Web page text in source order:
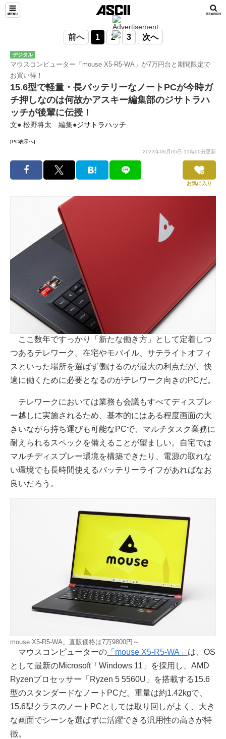
前へ 1 2 3 次へ
デジタル
マウスコンピューター「mouse X5-R5-WA」が7万円台と期間限定で
お買い得！
15.6型で軽量・長バッテリーなノートPCが今時ガ
チ押しなのは何故かアスキー編集部のジサトラハ
ッチが後輩に伝授！
文● 松野将太 編集●ジサトラハッチ
[PC表示へ]
2023年06月05日 11時00分更新
お気に入り
ここ数年ですっかり「新たな働き方」として定着しつ
つあるテレワーク。在宅やモバイル、サテライトオフィ
スといった場所を選ばず働けるのが最大の利点だが、快
適に働くために必要となるのがテレワーク向きのPCだ。
テレワークにおいては業務も会議もすべてディスプレ
ー越しに実施されるため、基本的にはある程度画面の大
きいながら持ち運びも可能なPCで、マルチタスク業務に
耐えられるスペックを備えることが望ましい。自宅では
マルチディスプレー環境を構築できたり、電源の取れな
い環境でも長時間使えるバッテリーライフがあればなお
良いだろう。
mouse X5-R5-WA。直販価格は7万9800円～
マウスコンピューターの 「mouse X5-R5-WA」 は、OS
として最新のMicrosoft「Windows 11」を採用し、AMD
Ryzenプロセッサー「Ryzen 5 5560U」を搭載する15.6
型のスタンダードなノートPCだ。重量は約1.42kgで、
15.6型クラスのノートPCとしては取り回しがよく、大き
な画面でシーンを選ばずに活躍できる汎用性の高さが特
徴。